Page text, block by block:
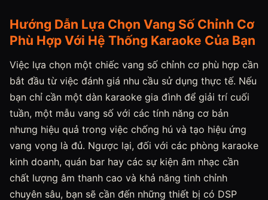
Hướng Dẫn Lựa Chọn Vang Số Chỉnh Cơ
Phù Hợp Với Hệ Thống Karaoke Của Bạn
Việc lựa chọn một chiếc vang số chỉnh cơ phù hợp cần
bắt đầu từ việc đánh giá nhu cầu sử dụng thực tế. Nếu
bạn chỉ cần một dàn karaoke gia đình để giải trí cuối
tuần, một mẫu vang số với các tính năng cơ bản
nhưng hiệu quả trong việc chống hú và tạo hiệu ứng
vang vọng là đủ. Ngược lại, đối với các phòng karaoke
kinh doanh, quán bar hay các sự kiện âm nhạc cần
chất lượng âm thanh cao và khả năng tinh chỉnh
chuyên sâu, bạn sẽ cần đến những thiết bị có DSP